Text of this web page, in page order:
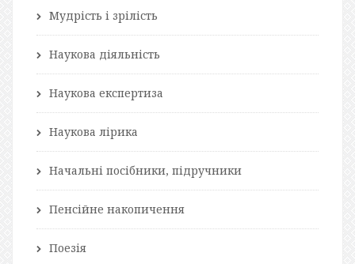
Мудрість і зрілість
Наукова діяльність
Наукова експертиза
Наукова лірика
Начальні посібники, підручники
Пенсійне накопичення
Поезія